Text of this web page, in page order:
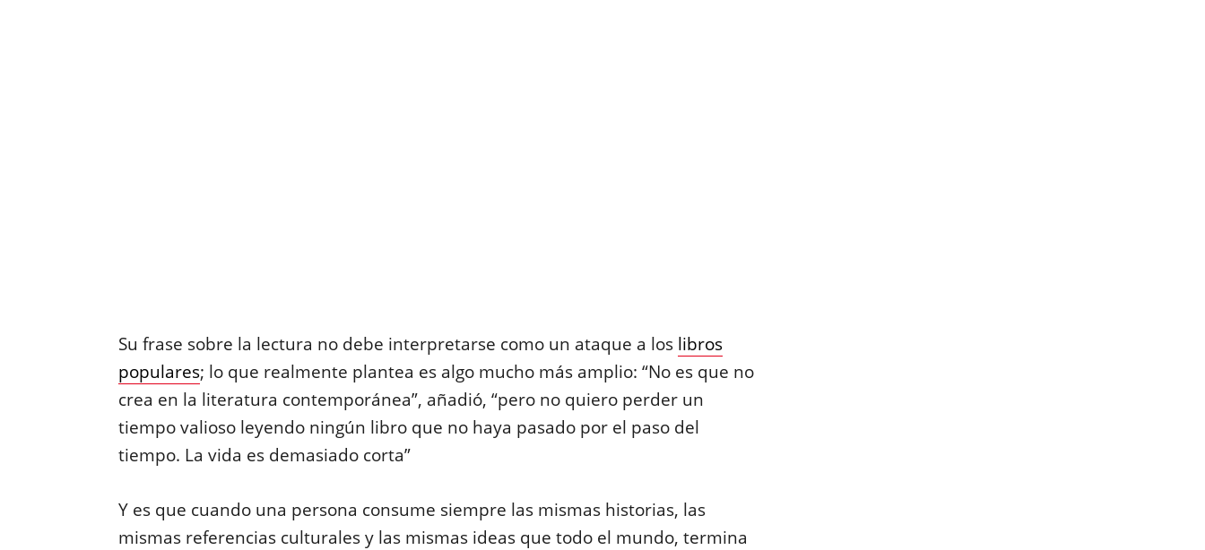
Su frase sobre la lectura no debe interpretarse como un ataque a los libros
populares; lo que realmente plantea es algo mucho más amplio: “No es que no
crea en la literatura contemporánea”, añadió, “pero no quiero perder un
tiempo valioso leyendo ningún libro que no haya pasado por el paso del
tiempo. La vida es demasiado corta”
Y es que cuando una persona consume siempre las mismas historias, las
mismas referencias culturales y las mismas ideas que todo el mundo, termina